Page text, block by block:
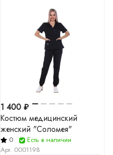
1 400 ₽
Костюм медицинский
женский "Соломея"
0
Есть в наличии
Арт. 0001198